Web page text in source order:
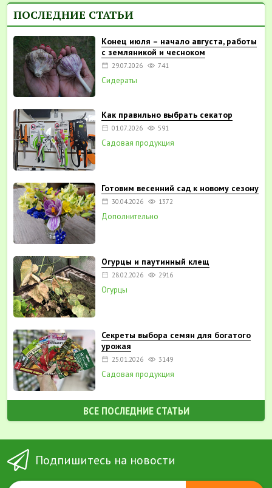
ПОСЛЕДНИЕ СТАТЬИ
Конец июля – начало августа, работы
с земляникой и чесноком
29.07.2026 741
Сидераты
Как правильно выбрать секатор
01.07.2026 591
Садовая продукция
Готовим весенний сад к новому сезону
30.04.2026 1372
Дополнительно
Огурцы и паутинный клещ
28.02.2026 2916
Огурцы
Секреты выбора семян для богатого
урожая
25.01.2026 3149
Садовая продукция
ВСЕ ПОСЛЕДНИЕ СТАТЬИ
Подпишитесь на новости